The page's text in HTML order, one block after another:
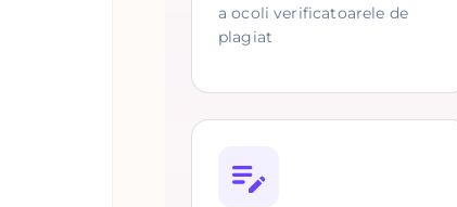
a ocoli verificatoarele de
plagiat